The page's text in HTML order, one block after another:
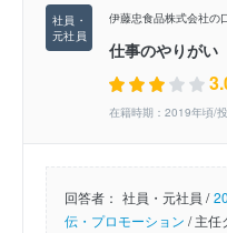
伊藤忠食品株式会社の
仕事のやりがい
在籍時期：2019年頃/
回答者： 社員・元社員 /
伝・プロモーション /主任